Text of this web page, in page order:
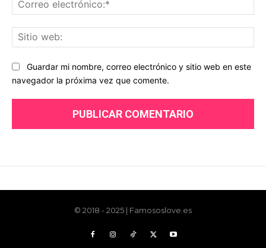
© 2018 - 2025 | Famososlove.es